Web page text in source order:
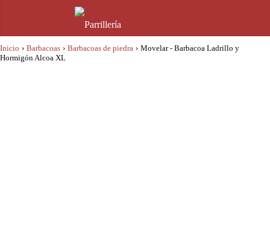
Inicio › Barbacoas › Barbacoas de piedra › Movelar - Barbacoa Ladrillo y
Hormigón Alcoa XL